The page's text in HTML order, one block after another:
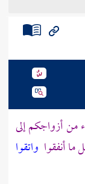
من أزواجكم إلى
أنفقوا واتقوا